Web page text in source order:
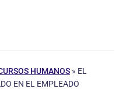
HUMANOS » EL
EN EL EMPLEADO